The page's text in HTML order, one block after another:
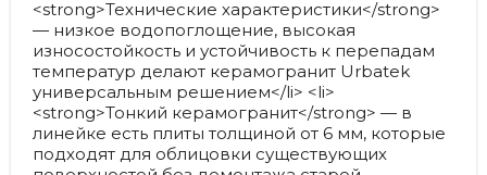
<strong>Технические характеристики</strong>
— низкое водопоглощение, высокая
износостойкость и устойчивость к перепадам
температур делают керамогранит Urbatek
универсальным решением</li> <li>
<strong>Тонкий керамогранит</strong> — в
линейке есть плиты толщиной от 6 мм, которые
подходят для облицовки существующих